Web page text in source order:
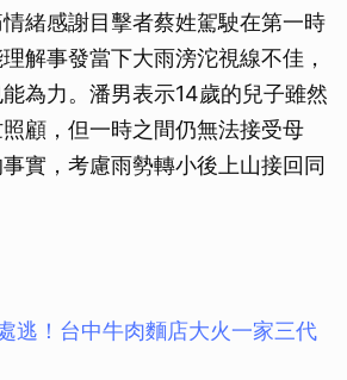
緒感謝目擊者蔡姓駕駛在第一時
解事發當下大雨滂沱視線不佳，
為力。潘男表示14歲的兒子雖然
顧，但一時之間仍無法接受母
實，考慮雨勢轉小後上山接回同
逃！台中牛肉麵店大火一家三代